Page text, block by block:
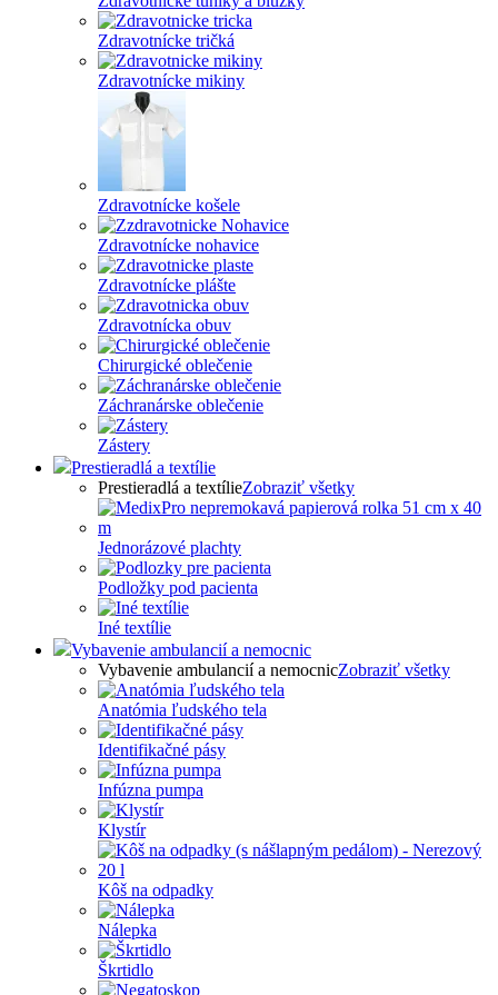
Zdravotnícke tričká
Zdravotnícke mikiny
Zdravotnícke košele
Zdravotnícke nohavice
Zdravotnícke plášte
Zdravotnícka obuv
Chirurgické oblečenie
Záchranárske oblečenie
Zástery
Prestieradlá a textílie
Prestieradlá a textílieZobraziť všetky
Jednorázové plachty
Podložky pod pacienta
Iné textílie
Vybavenie ambulancií a nemocnic
Vybavenie ambulancií a nemocnicZobraziť všetky
Anatómia ľudského tela
Identifikačné pásy
Infúzna pumpa
Klystír
Kôš na odpadky
Nálepka
Škrtidlo